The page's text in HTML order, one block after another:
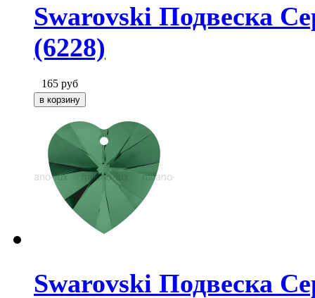
Swarovski Подвеска
(6228)
165 руб
Swarovski Подвеска